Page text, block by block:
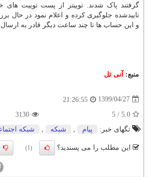
گرفتند پاک شدند. توییتر از پست توییت
تاییدشده جلوگیری کرده و اعلام نمود در حال
و این حساب ها تا چند ساعت دیگر قادر به ارسال
منبع: آنی تل
1399/04/27
21:26:55
5.0
/
5
3130
تگهای خبر:
پیام , شبكه , شبكه
این مطلب را می پسندید؟ (1)